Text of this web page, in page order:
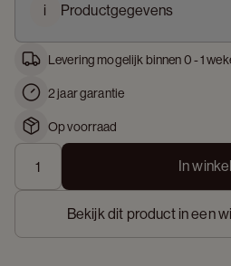
i Productgegevens
Levering mogelijk binnen 0 - 1
2 jaar garantie
Op voorraad
In
Bekijk dit product in een